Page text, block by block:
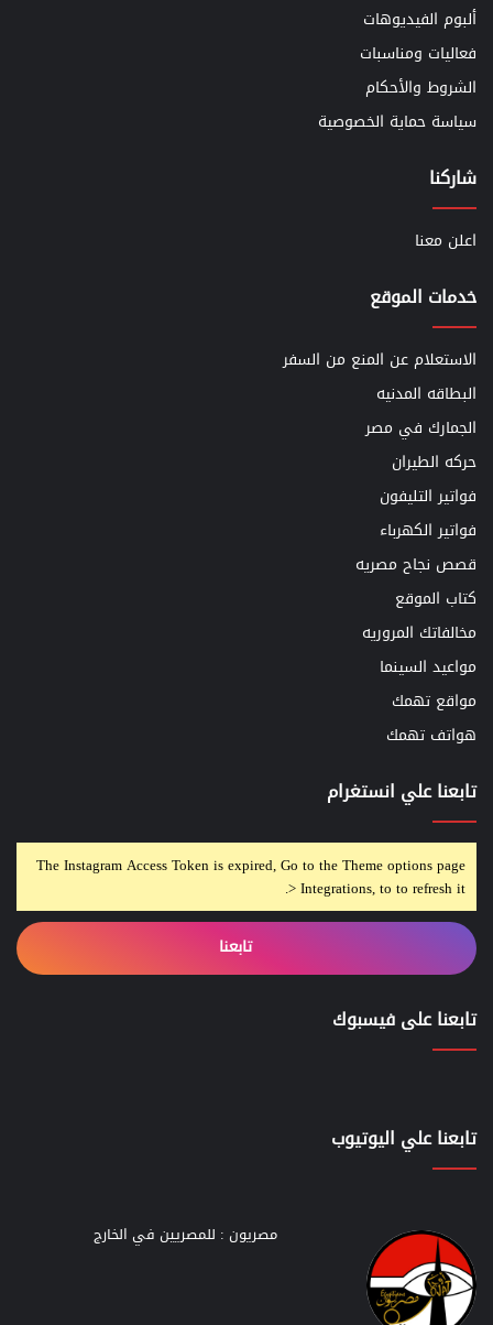
ألبوم الفيديوهات
فعاليات ومناسبات
الشروط والأحكام
سياسة حماية الخصوصية
شاركنا
اعلن معنا
خدمات الموقع
الاستعلام عن المنع من السفر
البطاقه المدنيه
الجمارك في مصر
حركه الطيران
فواتير التليفون
فواتير الكهرباء
قصص نجاح مصريه
كتاب الموقع
مخالفاتك المروريه
مواعيد السينما
مواقع تهمك
هواتف تهمك
تابعنا علي انستغرام
The Instagram Access Token is expired, Go to the Theme options page
> Integrations, to to refresh it.
تابعنا
تابعنا على فيسبوك
تابعنا علي اليوتيوب
مصريون : للمصريين في الخارج